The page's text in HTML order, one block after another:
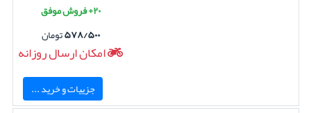
۲۰+ فروش موفق
۵۷۸/۵۰۰تومان
امکان ارسال روزانه
جزییات و خرید ...